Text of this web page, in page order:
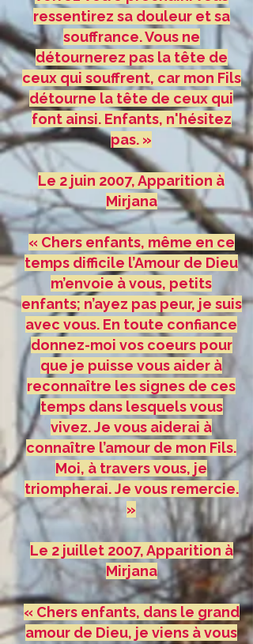
ressentirez sa douleur et sa
souffrance. Vous ne
détournerez pas la tête de
ceux qui souffrent, car mon Fils
détourne la tête de ceux qui
font ainsi. Enfants, n'hésitez
pas. »
Le 2 juin 2007, Apparition à
Mirjana
« Chers enfants, même en ce
temps difficile l’Amour de Dieu
m’envoie à vous, petits
enfants; n’ayez pas peur, je suis
avec vous. En toute confiance
donnez-moi vos coeurs pour
que je puisse vous aider à
reconnaître les signes de ces
temps dans lesquels vous
vivez. Je vous aiderai à
connaître l’amour de mon Fils.
Moi, à travers vous, je
triompherai. Je vous remercie.
»
Le 2 juillet 2007, Apparition à
Mirjana
« Chers enfants, dans le grand
amour de Dieu, je viens à vous